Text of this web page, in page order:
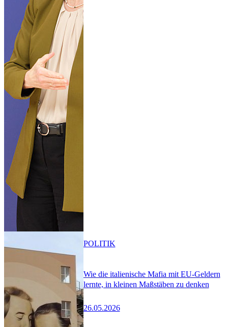
Wie die italienische Mafia mit EU-Geldern
lernte, in kleinen Maßstäben zu denken
26.05.2026
POLITIK